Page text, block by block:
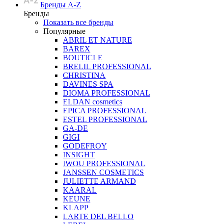
Бренды A-Z
Бренды
Показать все бренды
Популярные
ABRIL ET NATURE
BAREX
BOUTICLE
BRELIL PROFESSIONAL
CHRISTINA
DAVINES SPA
DIOMA PROFESSIONAL
ELDAN cosmetics
EPICA PROFESSIONAL
ESTEL PROFESSIONAL
GA-DE
GIGI
GODEFROY
INSIGHT
IWOU PROFESSIONAL
JANSSEN COSMETICS
JULIETTE ARMAND
KAARAL
KEUNE
KLAPP
LARTE DEL BELLO